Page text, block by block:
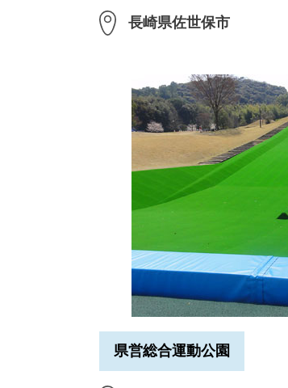
長崎県佐世保市
県営総合運動公園